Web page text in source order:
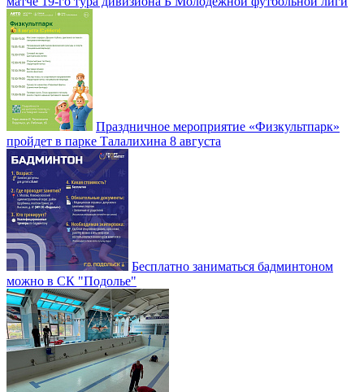
Праздничное мероприятие «Физкультпарк»
пройдет в парке Талалихина 8 августа
Бесплатно заниматься бадминтоном
можно в СК "Подолье"